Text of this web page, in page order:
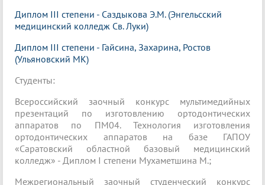
Диплом III степени - Саздыкова Э.М. (Энгельсский
медицинский колледж Св. Луки)
Диплом III степени - Гайсина, Захарина, Ростов
(Ульяновский МК)
Студенты:
Всероссийский заочный конкурс мультимедийных
презентаций по изготовлению ортодонтических
аппаратов по ПМ04. Технология изготовления
ортодонтических аппаратов на базе ГАПОУ
«Саратовский областной базовый медицинский
колледж» - Диплом I степени Мухаметшина М.;
Межрегиональный заочный студенческий конкурс